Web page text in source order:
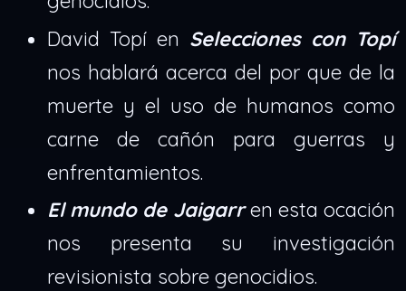
David Topí en Selecciones con Topí
nos hablará acerca del por que de la
muerte y el uso de humanos como
carne de cañón para guerras y
enfrentamientos.
El mundo de Jaigarren esta ocación
nos presenta su investigación
revisionista sobre genocidios.